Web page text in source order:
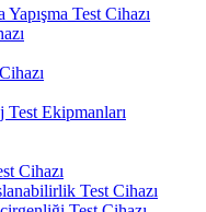
Test Cihazı
Ekipmanları
Cihazı
Test Cihazı